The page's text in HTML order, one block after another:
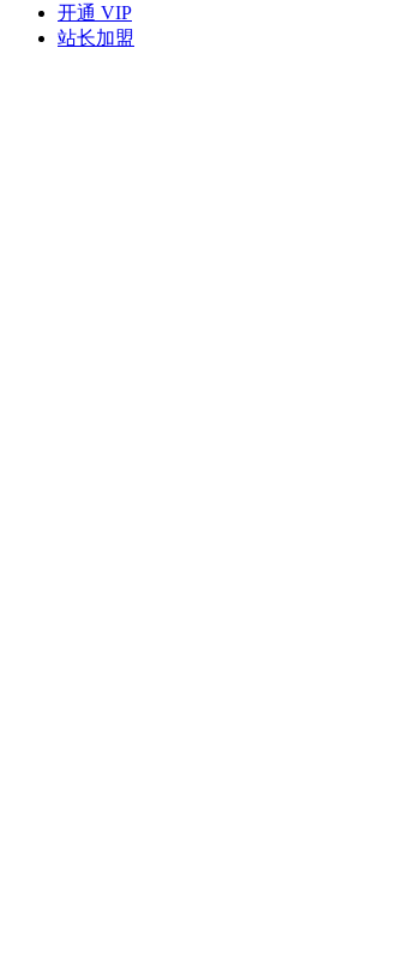
开通 VIP
站长加盟